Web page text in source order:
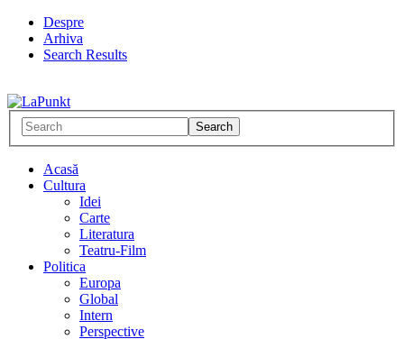
Despre
Arhiva
Search Results
Acasă
Cultura
Idei
Carte
Literatura
Teatru-Film
Politica
Europa
Global
Intern
Perspective